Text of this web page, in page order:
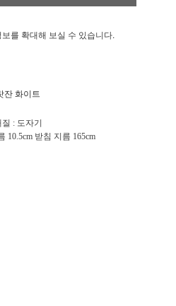
를 확대해 보실 수 있습니다.
잔 화이트
: 도자기
10.5cm 받침 지름 165cm